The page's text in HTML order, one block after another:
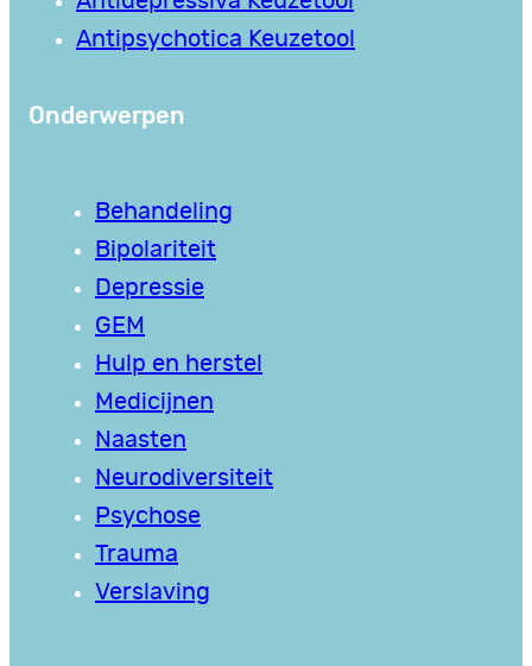
Antipsychotica Keuzetool
Onderwerpen
Behandeling
Bipolariteit
Depressie
GEM
Hulp en herstel
Medicijnen
Naasten
Neurodiversiteit
Psychose
Trauma
Verslaving